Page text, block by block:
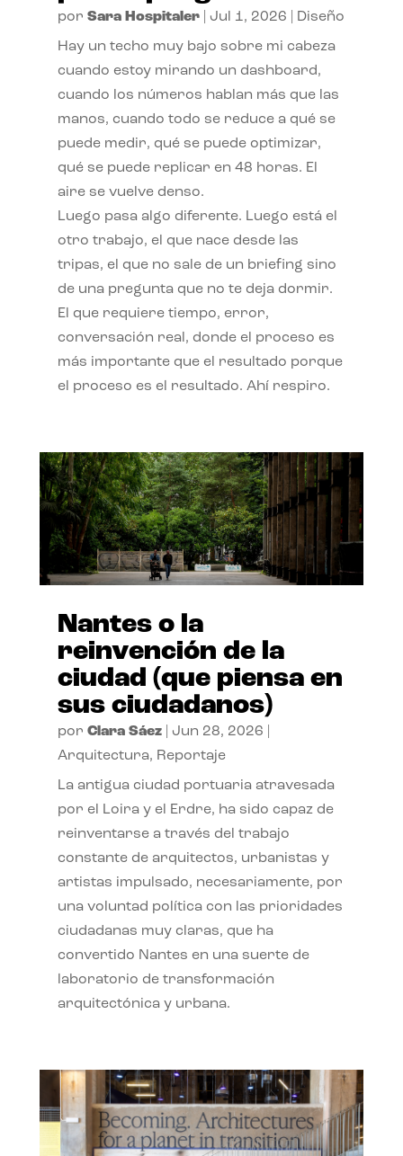
por Sara Hospitaler| Jul 1, 2026 Diseño
Hay un techo muy bajo sobre mi cabeza
cuando estoy mirando un dashboard,
cuando los números hablan más que las
manos, cuando todo se reduce a qué se
puede medir, qué se puede optimizar,
qué se puede replicar en 48 horas. El
aire se vuelve denso.
Luego pasa algo diferente. Luego está el
otro trabajo, el que nace desde las
tripas, el que no sale de un briefing sino
de una pregunta que no te deja dormir.
El que requiere tiempo, error,
conversación real, donde el proceso es
más importante que el resultado porque
el proceso es el resultado. Ahí respiro.
Nantes o la
reinvención de la
ciudad (que piensa en
sus ciudadanos)
por Clara Sáez| Jun 28, 2026
Arquitectura, Reportaje
La antigua ciudad portuaria atravesada
por el Loira y el Erdre, ha sido capaz de
reinventarse a través del trabajo
constante de arquitectos, urbanistas y
artistas impulsado, necesariamente, por
una voluntad política con las prioridades
ciudadanas muy claras, que ha
convertido Nantes en una suerte de
laboratorio de transformación
arquitectónica y urbana.